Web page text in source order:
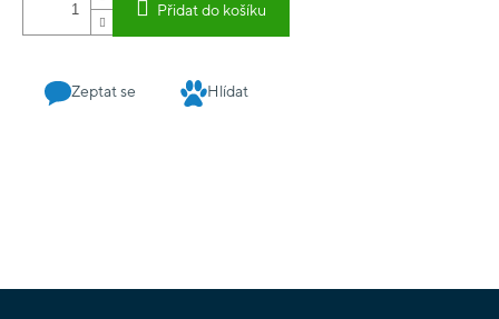
Přidat do košíku
Zeptat se Hlídat